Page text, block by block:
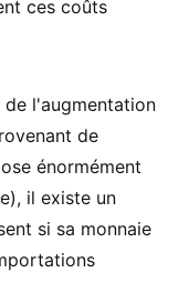
ces coûts
de l'augmentation
de
énormément
il existe un
si sa monnaie